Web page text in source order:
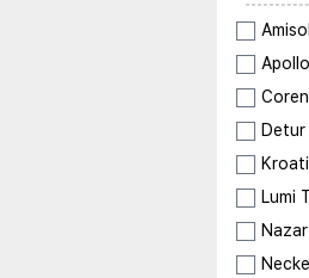
Amisol
Apollo
Detur
Lumi
Nazar